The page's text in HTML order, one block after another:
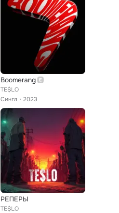
Boomerang
TE$LO
Сингл
2023
РЕПЕРЫ
TE$LO